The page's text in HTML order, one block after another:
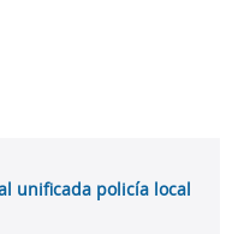
unificada policía local